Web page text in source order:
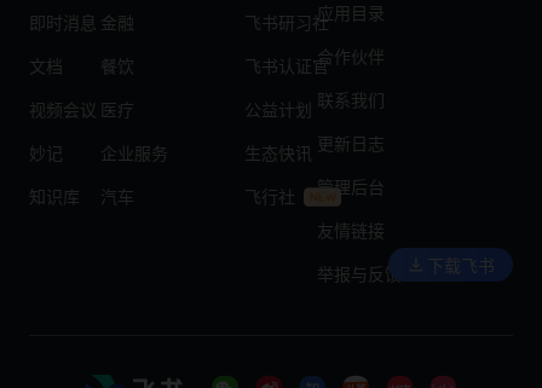
即时消息
文档
视频会议
妙记
知识库
金融
餐饮
医疗
企业服务
汽车
飞书研习社
飞书认证官
公益计划
生态快讯
飞行社
应用目录
合作伙伴
联系我们
更新日志
管理后台
友情链接
举报与反馈 下载飞书